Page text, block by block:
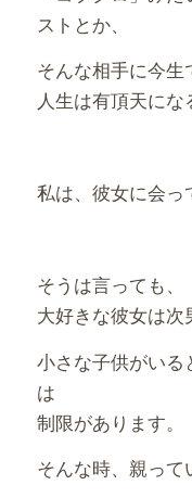
ストとか、
そんな相手に今生
人生は有頂天にな
私は、彼女に会っ
そうは言っても、
大好きな彼女は次
小さな子供がいる
は
制限があります。
そんな時、親って